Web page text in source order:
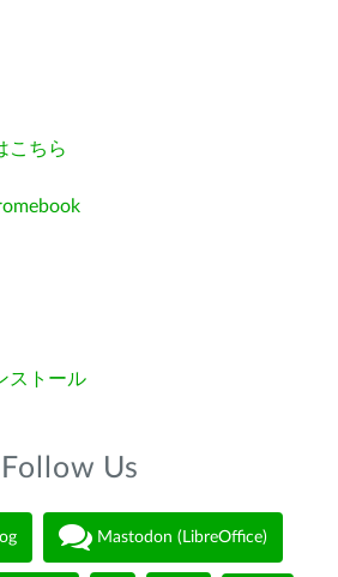
こちら
ストール
Follow Us
Mastodon (LibreOffice)